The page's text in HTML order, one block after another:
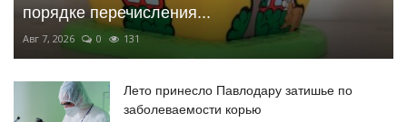
порядке перечисления...
Авг 7, 2026 0 131
Лето принесло Павлодару затишье по
заболеваемости корью